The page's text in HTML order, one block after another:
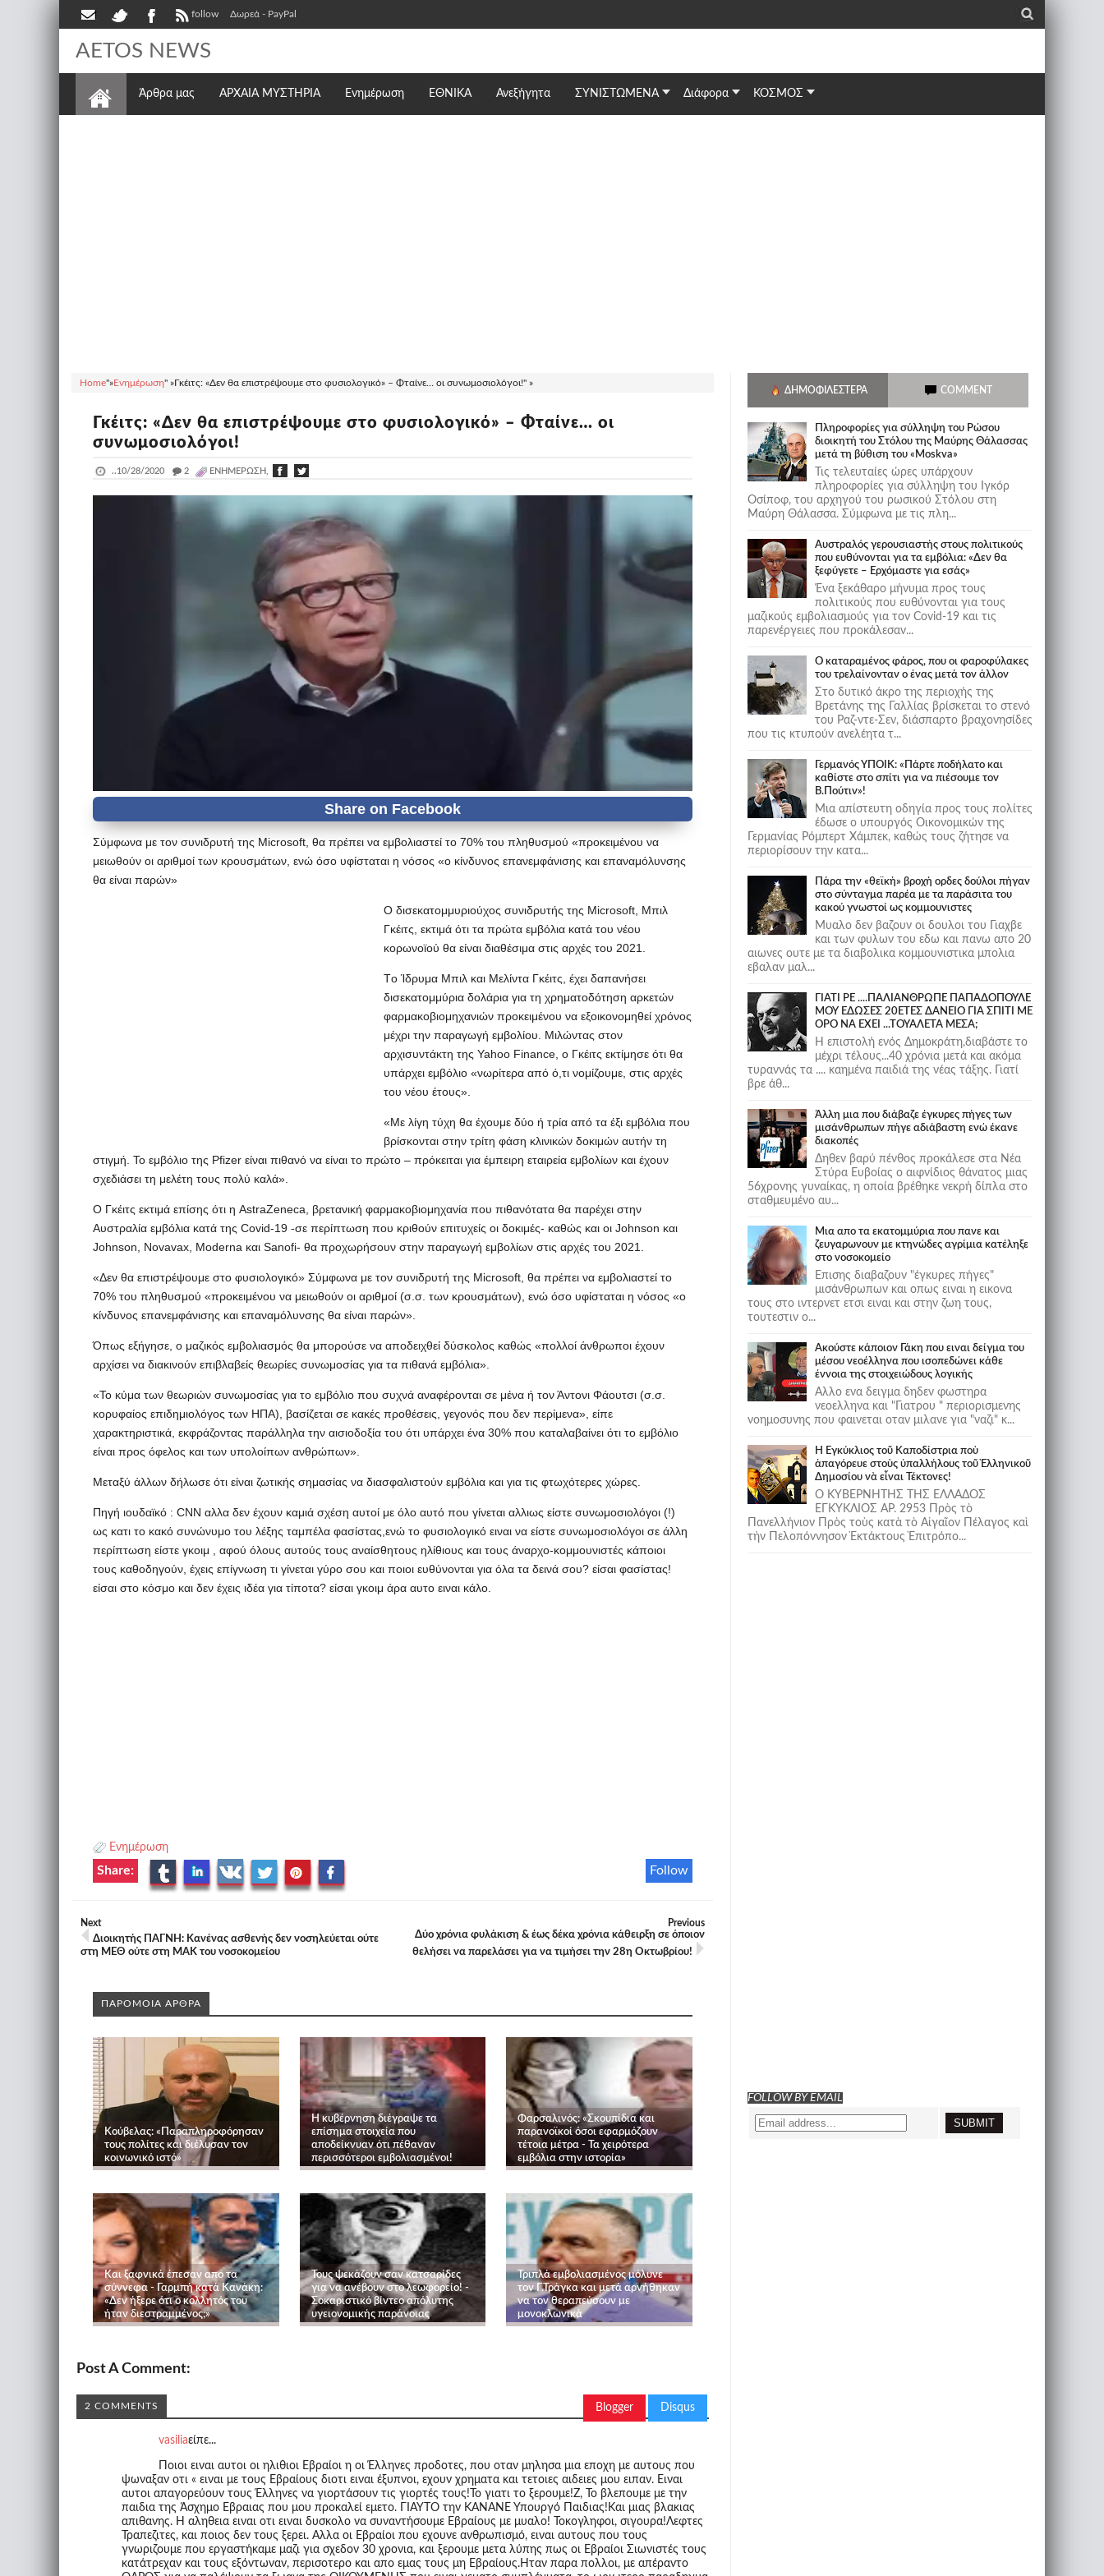
follow Δωρεά - PayPal _
AETOS NEWS
Άρθρα μας ΑΡΧΑΙΑ ΜΥΣΤΗΡΙΑ Ενημέρωση ΕΘΝΙΚΆ Ανεξήγητα ΣΥΝΙΣΤΩΜΕΝΑ Διάφορα ΚΟΣΜΟΣ
Home"»Ενημέρωση" »Γκέιτς: «Δεν θα επιστρέψουμε στο φυσιολογικό» – Φταίνε… οι συνωμοσιολόγοι!" »
Γκέιτς: «Δεν θα επιστρέψουμε στο φυσιολογικό» – Φταίνε… οι
συνωμοσιολόγοι!
..10/28/2020 _ 2 ΕΝΗΜΈΡΩΣΗ,
Σύμφωνα με τον συνιδρυτή της Microsoft, θα πρέπει να εμβολιαστεί το 70% του πληθυσμού «προκειμένου να
μειωθούν οι αριθμοί των κρουσμάτων, ενώ όσο υφίσταται η νόσος «ο κίνδυνος επανεμφάνισης και επαναμόλυνσης
θα είναι παρών»
Ο δισεκατομμυριούχος συνιδρυτής της Microsoft, Μπιλ
Γκέιτς, εκτιμά ότι τα πρώτα εμβόλια κατά του νέου
κορωνοϊού θα είναι διαθέσιμα στις αρχές του 2021.
Tο Ίδρυμα Μπιλ και Μελίντα Γκέιτς, έχει δαπανήσει
δισεκατομμύρια δολάρια για τη χρηματοδότηση αρκετών
φαρμακοβιομηχανιών προκειμένου να εξοικονομηθεί χρόνος
μέχρι την παραγωγή εμβολίου. Μιλώντας στον
αρχισυντάκτη της Yahoo Finance, o Γκέιτς εκτίμησε ότι θα
υπάρχει εμβόλιο «νωρίτερα από ό,τι νομίζουμε, στις αρχές
του νέου έτους».
«Με λίγη τύχη θα έχουμε δύο ή τρία από τα έξι εμβόλια που
βρίσκονται στην τρίτη φάση κλινικών δοκιμών αυτήν τη
στιγμή. Το εμβόλιο της Pfizer είναι πιθανό να είναι το πρώτο – πρόκειται για έμπειρη εταιρεία εμβολίων και έχουν
σχεδιάσει τη μελέτη τους πολύ καλά».
Ο Γκέιτς εκτιμά επίσης ότι η AstraZeneca, βρετανική φαρμακοβιομηχανία που πιθανότατα θα παρέχει στην
Αυστραλία εμβόλια κατά της Covid-19 -σε περίπτωση που κριθούν επιτυχείς οι δοκιμές- καθώς και οι Johnson και
Johnson, Novavax, Moderna και Sanofi- θα προχωρήσουν στην παραγωγή εμβολίων στις αρχές του 2021.
«Δεν θα επιστρέψουμε στο φυσιολογικό» Σύμφωνα με τον συνιδρυτή της Microsoft, θα πρέπει να εμβολιαστεί το
70% του πληθυσμού «προκειμένου να μειωθούν οι αριθμοί (σ.σ. των κρουσμάτων), ενώ όσο υφίσταται η νόσος «ο
κίνδυνος επανεμφάνισης και επαναμόλυνσης θα είναι παρών».
Όπως εξήγησε, ο μαζικός εμβολιασμός θα μπορούσε να αποδειχθεί δύσκολος καθώς «πολλοί άνθρωποι έχουν
αρχίσει να διακινούν επιβλαβείς θεωρίες συνωμοσίας για τα πιθανά εμβόλια».
«Το κύμα των θεωριών συνωμοσίας για το εμβόλιο που συχνά αναφέρονται σε μένα ή τον Άντονι Φάουτσι (σ.σ.
κορυφαίος επιδημιολόγος των ΗΠΑ), βασίζεται σε κακές προθέσεις, γεγονός που δεν περίμενα», είπε
χαρακτηριστικά, εκφράζοντας παράλληλα την αισιοδοξία του ότι υπάρχει ένα 30% που καταλαβαίνει ότι το εμβόλιο
είναι προς όφελος και των υπολοίπων ανθρώπων».
Μεταξύ άλλων δήλωσε ότι είναι ζωτικής σημασίας να διασφαλιστούν εμβόλια και για τις φτωχότερες χώρες.
Πηγή ιουδαϊκό : CNN αλλα δεν έχουν καμιά σχέση αυτοί με όλο αυτό που γίνεται αλλιως είστε συνωμοσιολόγοι (!)
ως κατι το κακό συνώνυμο του λέξης ταμπέλα φασίστας,ενώ το φυσιολογικό ειναι να είστε συνωμοσιολόγοι σε άλλη
περίπτωση είστε γκοιμ , αφού όλους αυτούς τους αναίσθητους ηλίθιους και τους άναρχο-κομμουνιστές κάποιοι
τους καθοδηγούν, έχεις επίγνωση τι γίνεται γύρο σου και ποιοι ευθύνονται για όλα τα δεινά σου? είσαι φασίστας!
είσαι στο κόσμο και δεν έχεις ιδέα για τίποτα? είσαι γκοιμ άρα αυτο ειναι κάλο.
Ενημέρωση
Follow
Share:
Next
Διοικητής ΠΑΓΝΗ: Κανένας ασθενής δεν νοσηλεύεται ούτε
στη ΜΕΘ ούτε στη ΜΑΚ του νοσοκομείου
Previous
Δύο χρόνια φυλάκιση & έως δέκα χρόνια κάθειρξη σε όποιον
θελήσει να παρελάσει για να τιμήσει την 28η Οκτωβρίου!
ΠΑΡΟΜΟΙΑ ΑΡΘΡΑ
Κούβελας: «Παραπληροφόρησαν
τους πολίτες και διέλυσαν τον
κοινωνικό ιστό»
Η κυβέρνηση διέγραψε τα
επίσημα στοιχεία που
αποδείκνυαν ότι πέθαναν
περισσότεροι εμβολιασμένοι!
Φαρσαλινός: «Σκουπίδια και
παρανοϊκοί όσοι εφαρμόζουν
τέτοια μέτρα - Τα χειρότερα
εμβόλια στην ιστορία»
Και ξαφνικά έπεσαν απο τα
σύννεφα - Γαρμπή κατά Κανάκη:
«Δεν ήξερε ότι ο κολλητός του
ήταν διεστραμμένος;»
Τους ψεκάζουν σαν κατσαρίδες
για να ανέβουν στο λεωφορείο! -
Σοκαριστικό βίντεο απόλυτης
υγειονομικής παράνοιας
Τριπλά εμβολιασμένος μόλυνε
τον Γ.Τράγκα και μετά αρνήθηκαν
να τον θεραπεύσουν με
μονοκλωνικά
Post A Comment:
Blogger Disqus
2 COMMENTS
vasiliaείπε...
Ποιοι ειναι αυτοι οι ηλιθιοι Εβραίοι η οι Έλληνες προδοτες, που οταν μηλησα μια εποχη με αυτους που
ψωναξαν οτι « ειναι με τους Εβραίους διοτι ειναι έξυπνοι, εχουν χρηματα και τετοιες αιδειες μου ειπαν. Ειναι
αυτοι απαγορεύουν τους Έλληνες να γιορτάσουν τις γιορτές τους!Το γιατι το ξερουμε!Ζ, Το βλεπουμε με την
παιδια της Άσχημο Εβραιας που μου προκαλεί εμετο. ΓΙΑΥΤΟ την ΚΑΝΑΝΕ Υπουργό Παιδιας!Και μιας βλακιας
απιθανης. Η αληθεια ειναι οτι ειναι δυσκολο να συναντήσουμε Εβραίους με μυαλο! Τοκογληφοι, σιγουρα!Λεφτες
Τραπεζιτες, και ποιος δεν τους ξερει. Αλλα οι Εβραίοι που εχουνε ανθρωπισμό, ειναι αυτους που τους
γνωριζουμε που εργαστήκαμε μαζι για σχεδον 30 χρονια, και ξερουμε μετα λύπης πως οι Εβραίοι Σιωνιστές τους
κατάτρεχαν και τους εξόντωναν, περισοτερο και απο εμας τους μη Εβραίους.Ηταν παρα πολλοι, με απέραντο
ΔΗΜΟΦΙΛΈΣΤΕΡΑ COMMENT
Πληροφορίες για σύλληψη του Ρώσου
διοικητή του Στόλου της Mαύρης Θάλασσας
μετά τη βύθιση του «Moskva»
Τις τελευταίες ώρες υπάρχουν
πληροφορίες για σύλληψη του Ιγκόρ
Οσίποφ, του αρχηγού του ρωσικού Στόλου στη
Μαύρη Θάλασσα. Σύμφωνα με τις πλη...
Αυστραλός γερουσιαστής στους πολιτικούς
που ευθύνονται για τα εμβόλια: «Δεν θα
ξεφύγετε – Ερχόμαστε για εσάς»
Ένα ξεκάθαρο μήνυμα προς τους
πολιτικούς που ευθύνονται για τους
μαζικούς εμβολιασμούς για τον Covid-19 και τις
παρενέργειες που προκάλεσαν...
Ο καταραμένος φάρος, που οι φαροφύλακες
του τρελαίνονταν ο ένας μετά τον άλλον
Στο δυτικό άκρο της περιοχής της
Βρετάνης της Γαλλίας βρίσκεται το στενό
του Ραζ-ντε-Σεν, διάσπαρτο βραχονησίδες
που τις κτυπούν ανελέητα τ...
Γερμανός ΥΠΟΙΚ: «Πάρτε ποδήλατο και
καθίστε στο σπίτι για να πιέσουμε τον
Β.Πούτιν»!
Μια απίστευτη οδηγία προς τους πολίτες
έδωσε ο υπουργός Οικονομικών της
Γερμανίας Ρόμπερτ Χάμπεκ, καθώς τους ζήτησε να
περιορίσουν την κατα...
Πάρα την «θεϊκή» βροχή ορδες δούλοι πήγαν
στο σύνταγμα παρέα με τα παράσιτα του
κακού γνωστοί ως κομμουνιστες
Μυαλο δεν βαζουν οι δουλοι του Γιαχβε
και των φυλων του εδω και πανω απο 20
αιωνες ουτε με τα διαβολικα κομμουνιστικα μπολια
εβαλαν μαλ...
ΓΙΑΤΙ ΡΕ ....ΠΑΛΙΑΝΘΡΩΠΕ ΠΑΠΑΔΟΠΟΥΛΕ
ΜΟΥ ΕΔΩΣΕΣ 20ΕΤΕΣ ΔΑΝΕΙΟ ΓΙΑ ΣΠΙΤΙ ΜΕ
ΟΡΟ ΝΑ ΕΧΕΙ ...ΤΟΥΑΛΕΤΑ ΜΕΣΑ;
Η επιστολή ενός Δημοκράτη,διαβάστε το
μέχρι τέλους...40 χρόνια μετά και ακόμα
τυραννάς τα .... καημένα παιδιά της νέας τάξης. Γιατί
βρε άθ...
Άλλη μια που διάβαζε έγκυρες πήγες των
μισάνθρωπων πήγε αδιάβαστη ενώ έκανε
διακοπές
Δηθεν βαρύ πένθος προκάλεσε στα Νέα
Στύρα Ευβοίας ο αιφνίδιος θάνατος μιας
56χρονης γυναίκας, η οποία βρέθηκε νεκρή δίπλα στο
σταθμευμένο αυ...
Μια απο τα εκατομμύρια που πανε και
ζευγαρωνουν με κτηνώδες αγρίμια κατέληξε
στο νοσοκομείο
Επισης διαβαζουν "έγκυρες πήγες"
μισάνθρωπων και οπως ειναι η εικονα
τους στο ιντερνετ ετσι ειναι και στην ζωη τους,
τουτεστιν ο...
Ακούστε κάποιον Γάκη που ειναι δείγμα του
μέσου νεοέλληνα που ισοπεδώνει κάθε
έννοια της στοιχειώδους λογικής
Αλλο ενα δειγμα δηδεν φωστηρα
νεοελληνα και "Γιατρου " περιορισμενης
νοημοσυνης που φαινεται οταν μιλανε για "ναζι" κ...
Ἡ Ἐγκύκλιος τοῦ Καποδίστρια ποὺ
ἀπαγόρευε στοὺς ὑπαλλήλους τοῦ Ἑλληνικοῦ
Δημοσίου νὰ εἶναι Τέκτονες!
Ο ΚΥΒΕΡΝΗΤΗΣ ΤΗΣ ΕΛΛΑΔΟΣ
ΕΓΚΥΚΛΙΟΣ ΑΡ. 2953 Πρὸς τὸ
Πανελλήνιον Πρὸς τοὺς κατὰ τὸ Αἰγαῖον Πέλαγος καὶ
τὴν Πελοπόννησον Ἐκτάκτους Ἐπιτρόπο...
FOLLOW BY EMAIL